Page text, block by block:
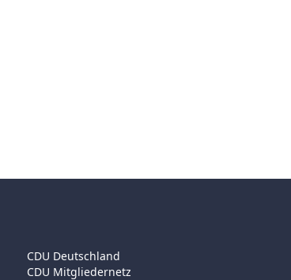
CDU Deutschland
CDU Mitgliedernetz